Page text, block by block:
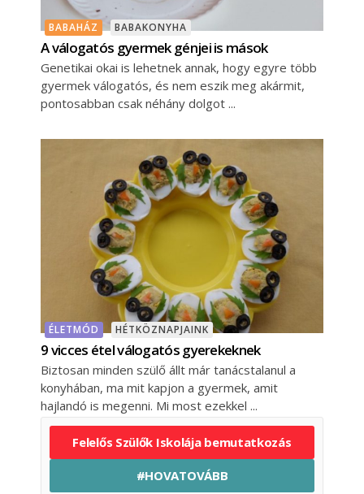
BABAHÁZ BABAKONYHA
A válogatós gyermek génjei is mások
Genetikai okai is lehetnek annak, hogy egyre több
gyermek válogatós, és nem eszik meg akármit,
pontosabban csak néhány dolgot
ÉLETMÓD HÉTKÖZNAPJAINK
9 vicces étel válogatós gyerekeknek
Biztosan minden szülő állt már tanácstalanul a
konyhában, ma mit kapjon a gyermek, amit
hajlandó is megenni. Mi most ezekkel
Felelős Szülők Iskolája bemutatkozás
#HOVATOVÁBB